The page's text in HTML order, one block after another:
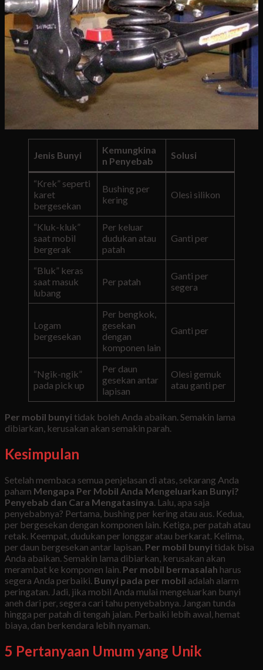
Jenis Bunyi
Kemungkina
n Penyebab
Solusi
“Krek” seperti
karet
bergesekan
Bushing per
kering
Olesi silikon
“Kluk-kluk”
saat mobil
bergerak
Per keluar
dudukan atau
patah
Ganti per
“Bluk” keras
saat masuk
lubang
Per patah
Ganti per
segera
Logam
bergesekan
Per bengkok,
gesekan
dengan
komponen lain
Ganti per
“Ngik-ngik”
pada pick up
Per daun
gesekan antar
lapisan
Olesi gemuk
atau ganti per
Per mobil bunyi tidak boleh Anda abaikan. Semakin lama
dibiarkan, kerusakan akan semakin parah.
Kesimpulan
Setelah membaca semua penjelasan di atas, sekarang Anda
paham Mengapa Per Mobil Anda Mengeluarkan Bunyi?
Penyebab dan Cara Mengatasinya . Lalu, apa saja
penyebabnya? Pertama, bushing per kering atau aus. Kedua,
per bergesekan dengan komponen lain. Ketiga, per patah atau
retak. Keempat, dudukan per longgar atau berkarat. Kelima,
per daun bergesekan antar lapisan. Per mobil bunyi tidak bisa
Anda abaikan. Semakin lama dibiarkan, kerusakan akan
merambat ke komponen lain. Per mobil bermasalah harus
segera Anda perbaiki. Bunyi pada per mobil adalah alarm
peringatan. Jadi, jika mobil Anda mulai mengeluarkan bunyi
aneh dari per, segera cari tahu penyebabnya. Jangan tunda
hingga per patah di tengah jalan. Perbaiki lebih awal, hemat
biaya, dan berkendara lebih nyaman.
5 Pertanyaan Umum yang Unik